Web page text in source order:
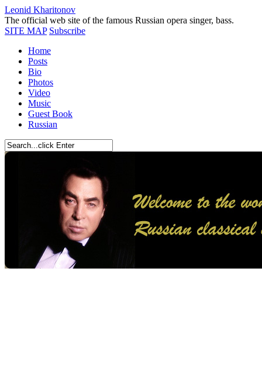
Leonid Kharitonov
The official web site of the famous Russian opera singer, bass.
SITE MAP Subscribe
Home
Posts
Bio
Photos
Video
Music
Guest Book
Russian